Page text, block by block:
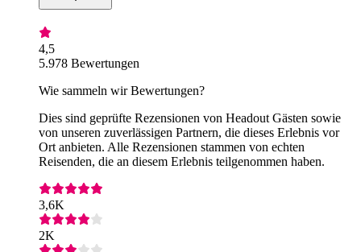
4,5
5.978 Bewertungen
Wie sammeln wir Bewertungen?
Dies sind geprüfte Rezensionen von Headout Gästen sowie
von unseren zuverlässigen Partnern, die dieses Erlebnis vor
Ort anbieten. Alle Rezensionen stammen von echten
Reisenden, die an diesem Erlebnis teilgenommen haben.
3,6K
2K